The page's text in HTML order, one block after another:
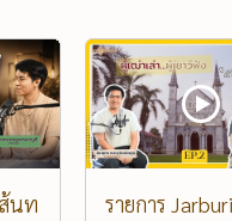
นท
รายการ